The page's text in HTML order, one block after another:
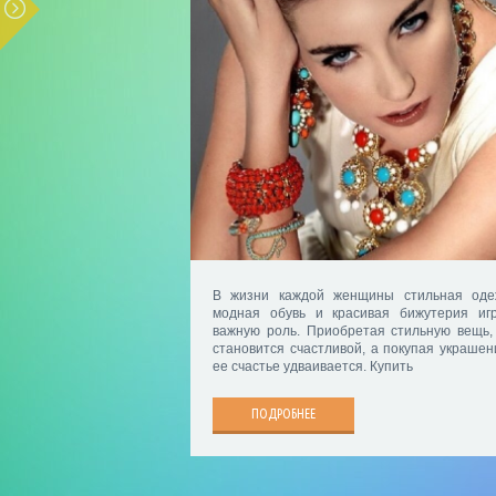
В жизни каждой женщины стильная
модная обувь и красивая бижутерия
важную роль. Приобретая стильную
становится счастливой, а покупая
ее счастье удваивается. Купить
ПОДРОБНЕЕ